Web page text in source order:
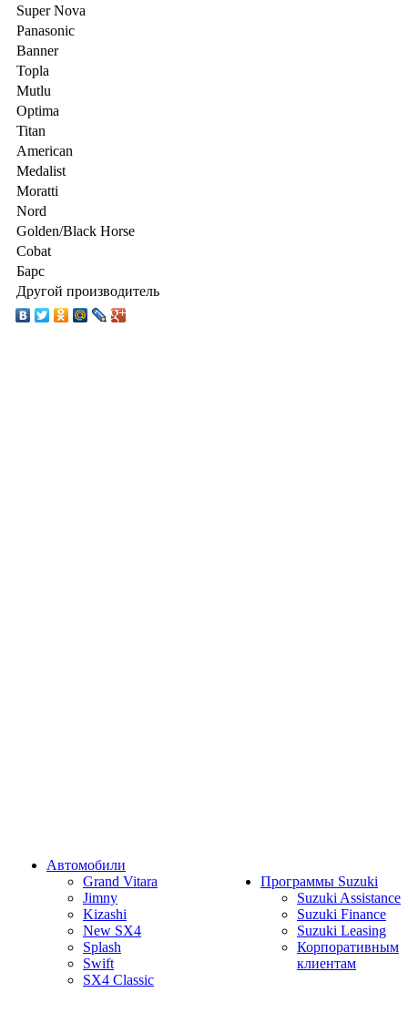
Super Nova
Panasonic
Banner
Topla
Mutlu
Optima
Titan
American
Medalist
Moratti
Nord
Golden/Black Horse
Cobat
Барс
Другой производитель
Автомобили
Grand Vitara
Jimny
Kizashi
New SX4
Splash
Swift
SX4 Classic
Программы Suzuki
Suzuki Assistance
Suzuki Finance
Suzuki Leasing
Корпоративным
клиентам